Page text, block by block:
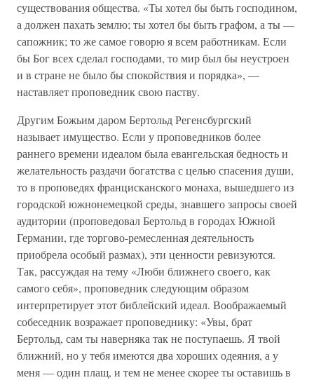
существования общества. «Ты хотел бы быть господином,
а должен пахать землю; ты хотел бы быть графом, а ты —
сапожник; то же самое говорю я всем работникам. Если
бы Бог всех сделал господами, то мир был бы неустроен
и в стране не было бы спокойствия и порядка», —
наставляет проповедник свою паству.
Другим Божьим даром Бертольд Регенсбургский
называет имущество. Если у проповедников более
раннего времени идеалом была евангельская бедность и
желательность раздачи богатства с целью спасения души,
то в проповедях францисканского монаха, вышедшего из
городской южнонемецкой среды, знавшего запросы своей
аудитории (проповедовал Бертольд в городах Южной
Германии, где торгово-ремесленная деятельность
приобрела особый размах), эти ценности ревизуются.
Так, рассуждая на тему «Люби ближнего своего, как
самого себя», проповедник следующим образом
интерпретирует этот библейский идеал. Воображаемый
собеседник возражает проповеднику: «Увы, брат
Бертольд, сам ты наверняка так не поступаешь. Я твой
ближний, но у тебя имеются два хороших одеяния, а у
меня — один плащ, и тем не менее скорее ты оставишь в